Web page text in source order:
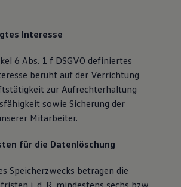
Interesse
6 Abs. 1 f DSGVO definiertes
beruht auf der Verrichtung
zur Aufrechterhaltung
sowie Sicherung der
Mitarbeiter.
für die Datenlöschung
Speicherzwecks betragen die
i. d. R. mindestens sechs bzw.